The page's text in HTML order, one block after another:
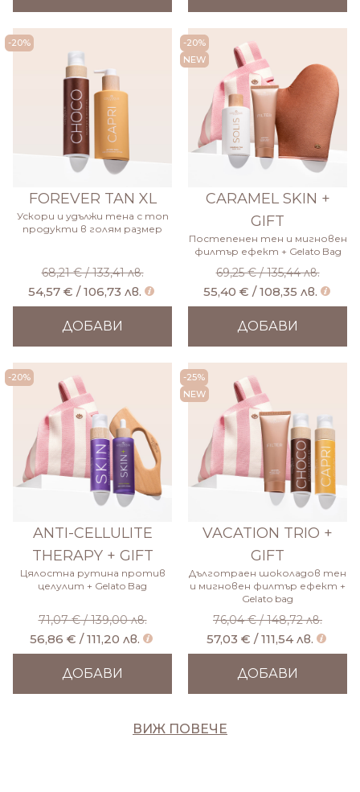
-20%
FOREVER TAN XL
Ускори и удължи тена с топ
продукти в голям размер
68,21 € / 133,41 лв.
54,57 € / 106,73 лв.
ДОБАВИ
-20%
NEW
CARAMEL SKIN +
GIFT
Постепенен тен и мигновен
филтър ефект + Gelato Bag
69,25 € / 135,44 лв.
55,40 € / 108,35 лв.
ДОБАВИ
-20%
ANTI-CELLULITE
THERAPY + GIFT
Цялостна рутина против
целулит + Gelato Bag
71,07 € / 139,00 лв.
56,86 € / 111,20 лв.
ДОБАВИ
-25%
NEW
VACATION TRIO +
GIFT
Дълготраен шоколадов тен
и мигновен филтър ефект +
Gelato bag
76,04 € / 148,72 лв.
57,03 € / 111,54 лв.
ДОБАВИ
ВИЖ ПОВЕЧЕ